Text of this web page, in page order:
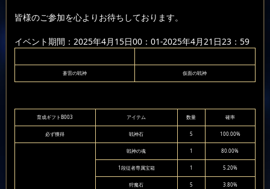
皆様のご参加を心よりお待ちしております。
イベント期間：2025年4月15日00：01-2025年4月21日23：59
蒼雷の戦神 仮面の戦神
育成ギフトB003 アイテム 数量 確率
必ず獲得 戦神石 5 100.00%
戦神の魂 1 80.00%
1段従者専属宝箱 1 5.20%
狩魔石 5 3.80%